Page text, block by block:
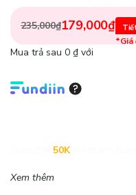
235,000₫179,000₫
*Giá
Mua trả sau 0 ₫ với
50K
Xem thêm